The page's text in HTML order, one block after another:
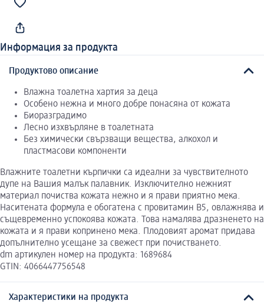
Информация за продукта
Продуктово описание
Влажна тоалетна хартия за деца
Особено нежна и много добре понасяна от кожата
Биоразградимо
Лесно изхвърляне в тоалетната
Без химически свързващи вещества, алкохол и
пластмасови компоненти
Влажните тоалетни кърпички са идеални за чувствителното
дупе на Вашия малък палавник. Изключително нежният
материал почиства кожата нежно и я прави приятно мека.
Наситената формула е обогатена с провитамин В5, овлажнява и
същевременно успокоява кожата. Това намалява дразненето на
кожата и я прави копринено мека. Плодовият аромат придава
допълнително усещане за свежест при почистването.
dm артикулен номер на продукта: 1689684
GTIN: 4066447756548
Характеристики на продукта